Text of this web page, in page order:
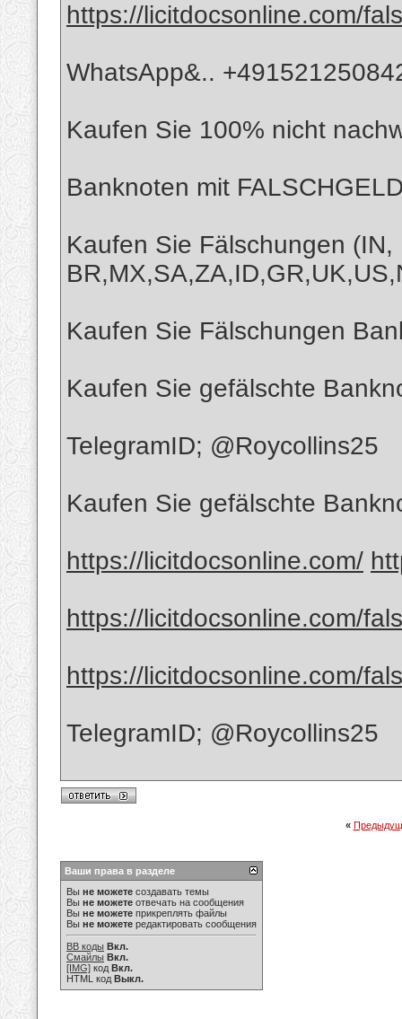
https://licitdocsonline.com/
WhatsApp&..
Kaufen Sie 100% nicht
Banknoten mit
Kaufen Sie Fälschungen (IN,
Kaufen Sie Fälschungen
Kaufen Sie gefälschte
TelegramID; @Roycollins25
Kaufen Sie gefälschte
https://licitdocsonline.com/
https://licitdocsonline.com/
https://licitdocsonline.com/
TelegramID; @Roycollins25
«
Ваши права в разделе
Вы не можете создавать темы
Вы не можете отвечать на сообщения
Вы не можете прикреплять файлы
Вы не можете редактировать сообщения
BB коды Вкл.
Смайлы Вкл.
[IMG] код Вкл.
HTML код Выкл.